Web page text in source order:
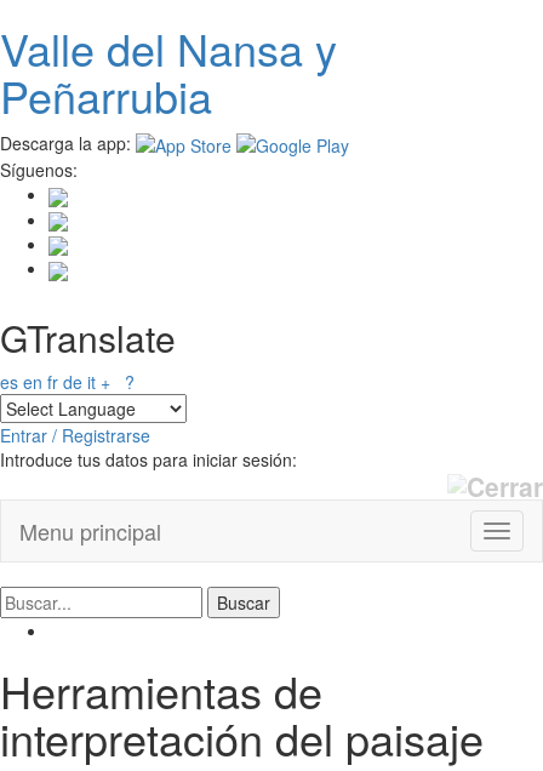
Pasar al contenido principal
Valle del Nansay
Peñarrubia
Descarga la app:
Síguenos:
GTranslate
es en fr de it + ?
Entrar / Registrarse
Introduce tus datos para iniciar sesión:
Menu principal
Herramientas de
interpretación del paisaje